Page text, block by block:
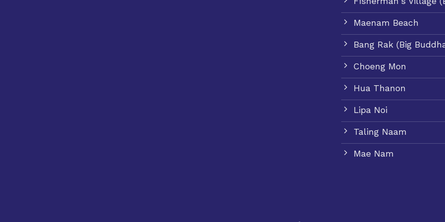
Maenam Beach
Bang Rak (Big
Choeng Mon
Hua Thanon
Lipa Noi
Taling Naam
Mae Nam